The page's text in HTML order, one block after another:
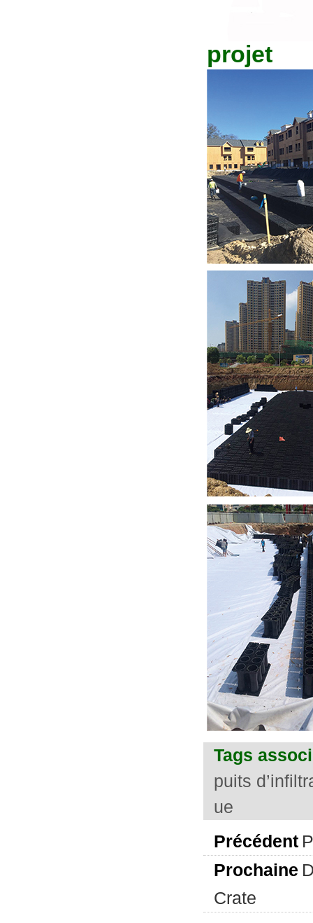
projet
Tags
puits
ue
Précédent
Prochaine
Crate